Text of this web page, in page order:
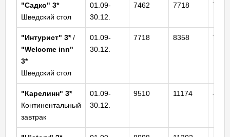
"Садко" 3*
Шведский стол
01.09-
30.12.
7462 7718 7015
"Интурист" 3*/
"Welcome inn"
3*
Шведский стол
01.09-
30.12.
7718 8358 7015
"Карелинн" 3*
Континентальный
завтрак
01.09-
30.12.
9510 11174 -